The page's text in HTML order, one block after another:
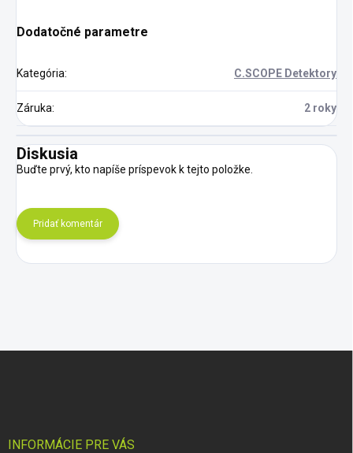
Dodatočné parametre
Kategória: C.SCOPE Detektory
Záruka: 2 roky
Diskusia
Buďte prvý, kto napíše príspevok k tejto položke.
Pridať komentár
INFORMÁCIE PRE VÁS